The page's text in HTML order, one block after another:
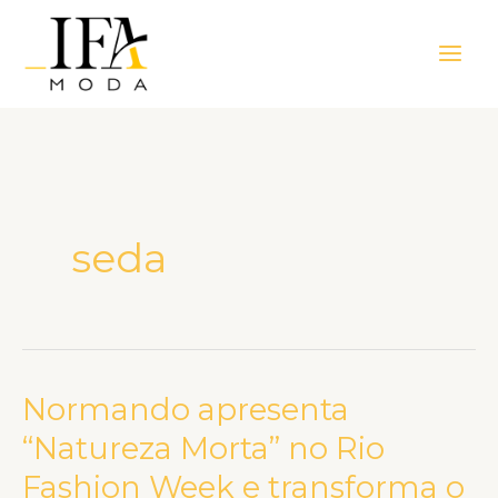
Menu
seda
Normando apresenta
“Natureza Morta” no Rio
Fashion Week e transforma o
Normando
apresenta
“Natureza
Morta”